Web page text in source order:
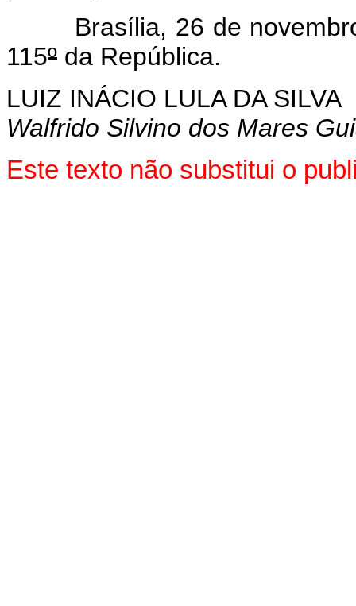
Brasília, 26 de novembro
115º da República.
LUIZ INÁCIO LULA DA SILVA
Walfrido Silvino dos Mares
Este texto não substitui o